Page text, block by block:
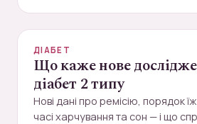
ДІАБЕТ
Що каже нове
діабет 2 типу
Нові дані про ремісію, порядок
часі харчування та сон — і що